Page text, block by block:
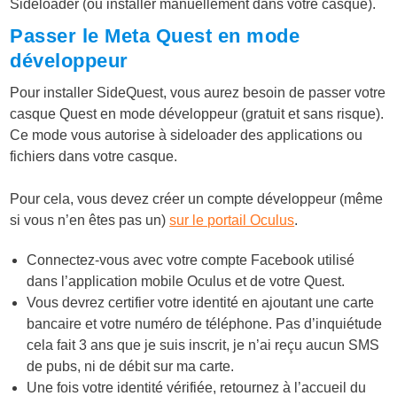
Sideloader (ou installer manuellement dans votre casque).
Passer le Meta Quest en mode
développeur
Pour installer SideQuest, vous aurez besoin de passer votre
casque Quest en mode développeur (gratuit et sans risque).
Ce mode vous autorise à sideloader des applications ou
fichiers dans votre casque.
Pour cela, vous devez créer un compte développeur (même
si vous n’en êtes pas un)sur le portail Oculus.
Connectez-vous avec votre compte Facebook utilisé
dans l’application mobile Oculus et de votre Quest.
Vous devrez certifier votre identité en ajoutant une carte
bancaire et votre numéro de téléphone. Pas d’inquiétude
cela fait 3 ans que je suis inscrit, je n’ai reçu aucun SMS
de pubs, ni de débit sur ma carte.
Une fois votre identité vérifiée, retournez à l’accueil du